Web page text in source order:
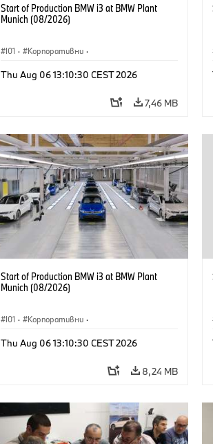
Start of Production BMW i3 at BMW Plant
Munich (08/2026)
I01 · Корпоративни ·
Локации
Thu Aug 06 13:10:30 CEST 2026
7,46 MB
Start of Production BMW i3 at BMW Plant
Munich (08/2026)
I01 · Корпоративни ·
Локации
Thu Aug 06 13:10:30 CEST 2026
8,24 MB